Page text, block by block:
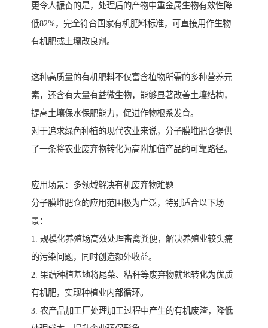
更令人振奋的是，处理后的产物中重金属生物有效性降
低82%，完全符合国家有机肥料标准，可直接用作生物
有机肥或土壤改良剂。
这种高质量的有机肥料不仅富含植物所需的多种营养元
素，还含有大量有益微生物，能够显著改善土壤结构，
提高土壤保水保肥能力，促进作物根系发育。
对于追求绿色种植的现代农业来说，分子膜堆肥仓提供
了一条将农业废弃物转化为高附加值产品的可靠路径。
应用场景：多领域解决有机废弃物难题
分子膜堆肥仓的应用范围极为广泛，特别适合以下场
景：
1. 规模化养殖场高效处理畜禽粪便，解决养殖业较头痛
的污染问题，同时创造额外收益。
2. 果蔬种植基地将尾菜、秸秆等废弃物就地转化为优质
有机肥，实现种植业内部循环。
3. 农产品加工厂处理加工过程中产生的有机废渣，降低